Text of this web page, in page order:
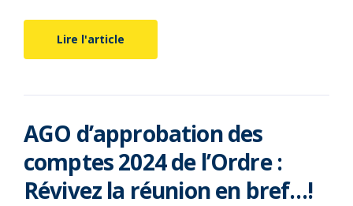
Lire l'article
AGO d’approbation des
comptes 2024 de l’Ordre :
Révivez la réunion en bref…!